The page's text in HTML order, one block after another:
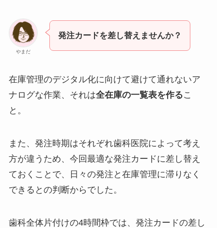
やまだ
発注カードを差し替えませんか？
在庫管理のデジタル化に向けて避けて通れないア
ナログな作業、それは全在庫の一覧表を作るこ
と。
また、発注時期はそれぞれ歯科医院によって考え
方が違うため、今回最適な発注カードに差し替え
ておくことで、日々の発注と在庫管理に滞りなく
できるとの判断からでした。
歯科全体片付けの4時間枠では、発注カードの差し